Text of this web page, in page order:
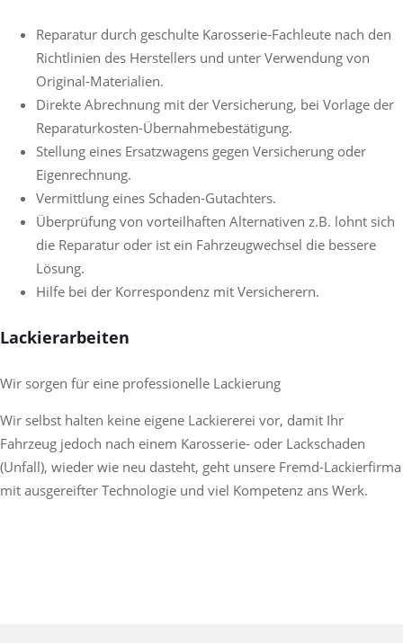
Reparatur durch geschulte Karosserie-Fachleute nach den
Richtlinien des Herstellers und unter Verwendung von
Original-Materialien.
Direkte Abrechnung mit der Versicherung, bei Vorlage der
Reparaturkosten-Übernahmebestätigung.
Stellung eines Ersatzwagens gegen Versicherung oder
Eigenrechnung.
Vermittlung eines Schaden-Gutachters.
Überprüfung von vorteilhaften Alternativen z.B. lohnt sich
die Reparatur oder ist ein Fahrzeugwechsel die bessere
Lösung.
Hilfe bei der Korrespondenz mit Versicherern.
Lackierarbeiten
Wir sorgen für eine professionelle Lackierung
Wir selbst halten keine eigene Lackiererei vor, damit Ihr
Fahrzeug jedoch nach einem Karosserie- oder Lackschaden
(Unfall), wieder wie neu dasteht, geht unsere Fremd-Lackierfirma
mit ausgereifter Technologie und viel Kompetenz ans Werk.